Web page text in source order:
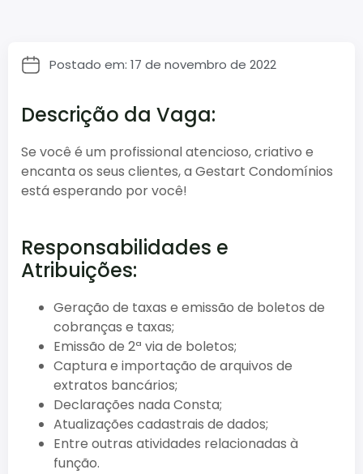
Postado em: 17 de novembro de 2022
Descrição da Vaga:
Se você é um profissional atencioso, criativo e
encanta os seus clientes, a Gestart Condomínios
está esperando por você!
Responsabilidades e
Atribuições:
Geração de taxas e emissão de boletos de
cobranças e taxas;
Emissão de 2ª via de boletos;
Captura e importação de arquivos de
extratos bancários;
Declarações nada Consta;
Atualizações cadastrais de dados;
Entre outras atividades relacionadas à
função.